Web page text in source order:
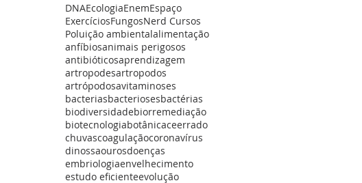
DNAEcologiaEnemEspaço
ExercíciosFungosNerd Cursos
Poluição ambientalalimentação
anfíbiosanimais perigosos
antibióticosaprendizagem
artropodesartropodos
artrópodosavitaminoses
bacteriasbacteriosesbactérias
biodiversidadebiorremediação
biotecnologiabotânicaceerrado
chuvascoagulaçãocoronavírus
dinossaourosdoenças
embriologiaenvelhecimento
estudo eficienteevolução